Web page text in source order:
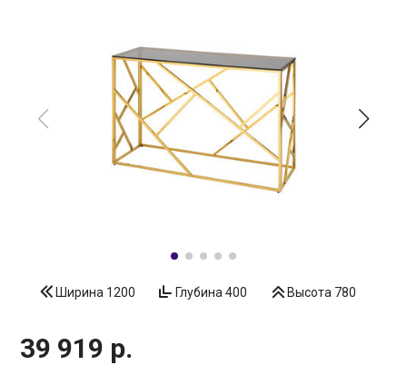
Ширина 1200 Глубина 400 Высота 780
39 919 р.